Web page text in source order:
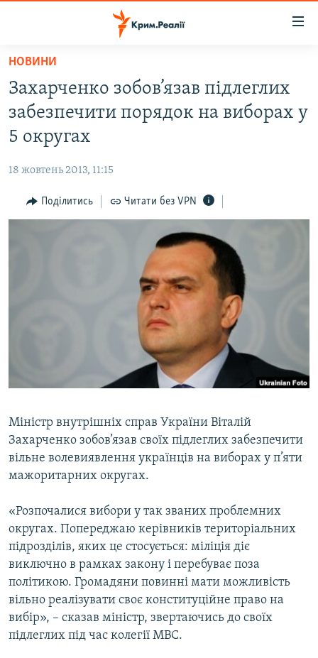
Перейти
основного
матеріалу
Перейти
до
основної
Перейти
до
ВОДА.КРИМ
ВІДЕО ТА ФОТО
БЛОГИ
ПОГЛЯД
УКРАЇНСЬКА ПРОБЛЕМА КРИМУ
ЯК ОБІЙТИ БЛОКУВАННЯ
Усі сайти RFE/RL
НОВИНИ
Захарченко зобов’язав підлеглих
забезпечити порядок на виборах у
5 округах
18 жовтень 2013, 11:15
Поділитись Читати без VPN
Міністр внутрішніх справ України Віталій
Захарченко зобов’язав своїх підлеглих забезпечити
вільне волевиявлення українців на виборах у п’яти
мажоритарних округах.
«Розпочалися вибори у так званих проблемних
округах. Попереджаю керівників територіальних
підрозділів, яких це стосується: міліція діє
виключно в рамках закону і перебуває поза
політикою. Громадяни повинні мати можливість
вільно реалізувати своє конституційне право на
вибір», – сказав міністр, звертаючись до своїх
підлеглих під час колегії МВС.